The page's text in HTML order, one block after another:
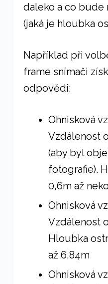
daleko a co bude
(jaká je hloubka
Například při
frame snímači
odpovědi:
Ohnisková
Vzdálenost
(aby byl
fotografie).
0,6m až
Ohnisková
Vzdálenost
Hloubka
až 6,84m
Ohnisková